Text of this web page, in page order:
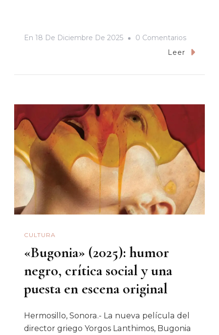
En 18 De Diciembre De 2025 0 ComentariosEn
«Jay
Hacia
Adentro
Leer
CULTURA
«Bugonia» (2025): humor
negro, crítica social y una
puesta en escena original
Hermosillo, Sonora.- La nueva película del
director griego Yorgos Lanthimos, Bugonia